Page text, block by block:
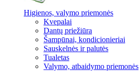
Higienos, valymo priemonės
Kvepalai
Dantų priežiūra
Šampūnai, kondicionieriai
Sauskelnės ir palutės
Tualetas
Valymo, atbaidymo priemonės